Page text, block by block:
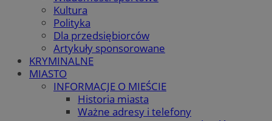
Kultura
Polityka
Dla przedsiębiorców
Artykuły sponsorowane
KRYMINALNE
MIASTO
INFORMACJE O MIEŚCIE
Historia miasta
Ważne adresy i telefony